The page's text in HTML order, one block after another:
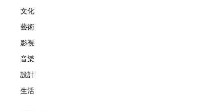
擁而吻。雙逆跳機芯精準驅動這場機械浪漫，讓時間不再是抽
象概念，而是心跳的律動。 故事並未完結，2025年推出的
Lady Arpels Bal des Amoureux
文化
藝術
影視
音樂
設計
生活